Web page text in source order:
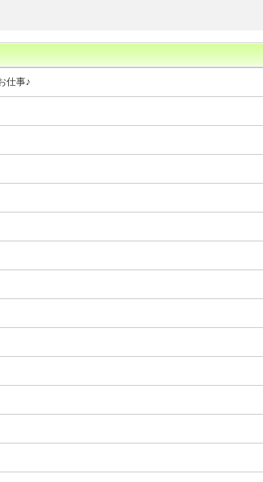
仕事♪